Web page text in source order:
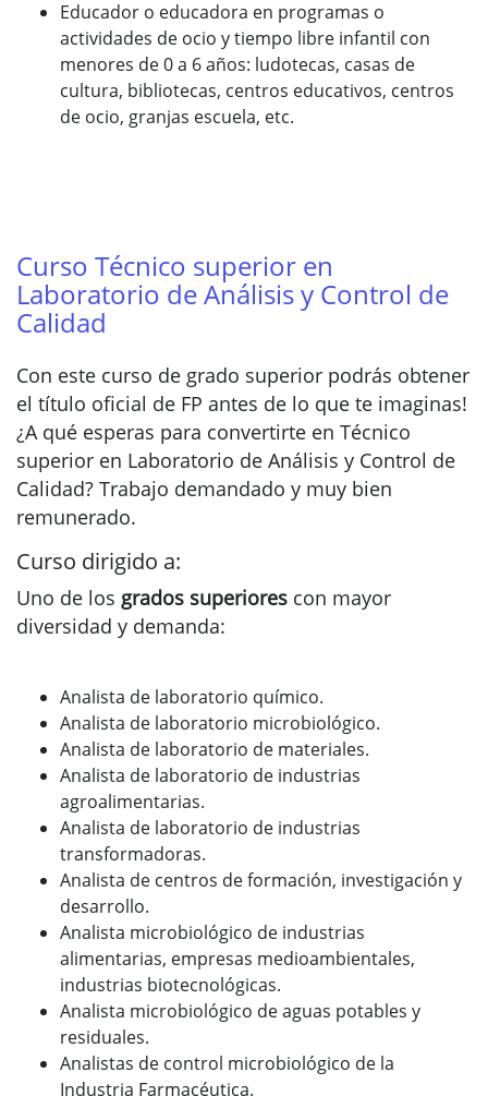
Educador o educadora en programas o
actividades de ocio y tiempo libre infantil con
menores de 0 a 6 años: ludotecas, casas de
cultura, bibliotecas, centros educativos, centros
de ocio, granjas escuela, etc.
Curso Técnico superior en
Laboratorio de Análisis y Control de
Calidad
Con este curso de grado superior podrás obtener
el título oficial de FP antes de lo que te imaginas!
¿A qué esperas para convertirte en Técnico
superior en Laboratorio de Análisis y Control de
Calidad? Trabajo demandado y muy bien
remunerado.
Curso dirigido a:
Uno de los grados superiores con mayor
diversidad y demanda:
Analista de laboratorio químico.
Analista de laboratorio microbiológico.
Analista de laboratorio de materiales.
Analista de laboratorio de industrias
agroalimentarias.
Analista de laboratorio de industrias
transformadoras.
Analista de centros de formación, investigación y
desarrollo.
Analista microbiológico de industrias
alimentarias, empresas medioambientales,
industrias biotecnológicas.
Analista microbiológico de aguas potables y
residuales.
Analistas de control microbiológico de la
Industria Farmacéutica.